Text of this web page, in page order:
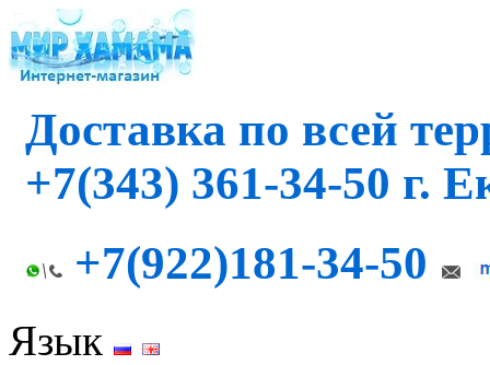
Доставка по всей
+7(343) 361-34-50 г.
+7(922)181-34-50
Язык